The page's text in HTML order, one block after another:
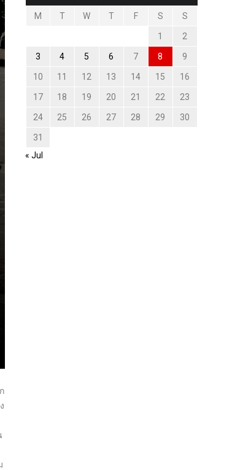
M T W T F S S
1 2
3 4 5 6 7 8 9
10 11 12 13 14 15 16
17 18 19 20 21 22 23
24 25 26 27 28 29 30
31
« Jul